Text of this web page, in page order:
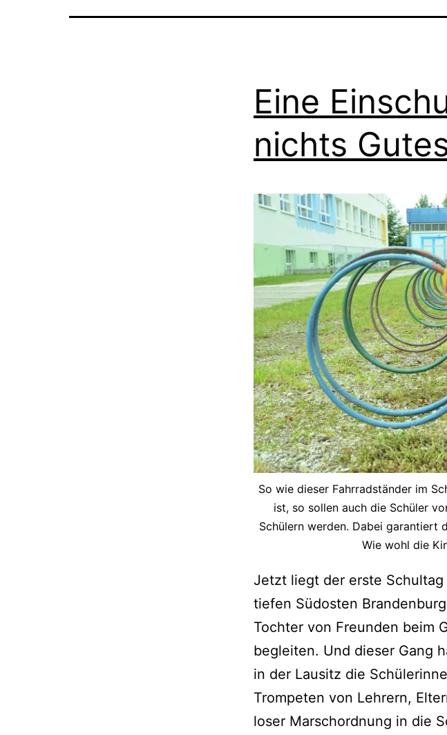
Eine
nichts
So wie dieser Fahrradständer im
ist, so sollen auch die Schüler
Schülern werden. Dabei garantiert
Wie wohl die
Jetzt liegt der erste
tiefen Südosten
Tochter von Freunden beim
begleiten. Und dieser Gang
in der Lausitz die
Trompeten von Lehrern,
loser Marschordnung in die